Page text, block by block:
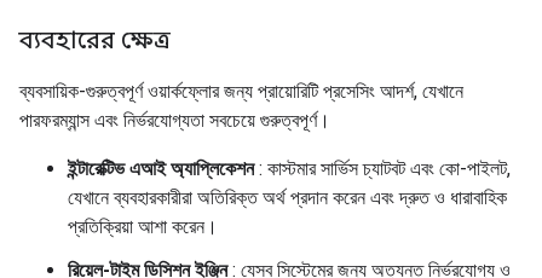
ব্যবহারের ক্ষেত্র
ব্যবসায়িক-গুরুত্বপূর্ণ ওয়ার্কফ্লোর জন্য প্রায়োরিটি প্রসেসিং আদর্শ, যেখানে
পারফরম্যান্স এবং নির্ভরযোগ্যতা সবচেয়ে গুরুত্বপূর্ণ।
ইন্টারেক্টিভ এআই অ্যাপ্লিকেশন: কাস্টমার সার্ভিস চ্যাটবট এবং কো-পাইলট,
যেখানে ব্যবহারকারীরা অতিরিক্ত অর্থ প্রদান করেন এবং দ্রুত ও ধারাবাহিক
প্রতিক্রিয়া আশা করেন।
রিয়েল-টাইম ডিসিশন ইঞ্জিন: যেসব সিস্টেমের জন্য অত্যন্ত নির্ভরযোগ্য ও